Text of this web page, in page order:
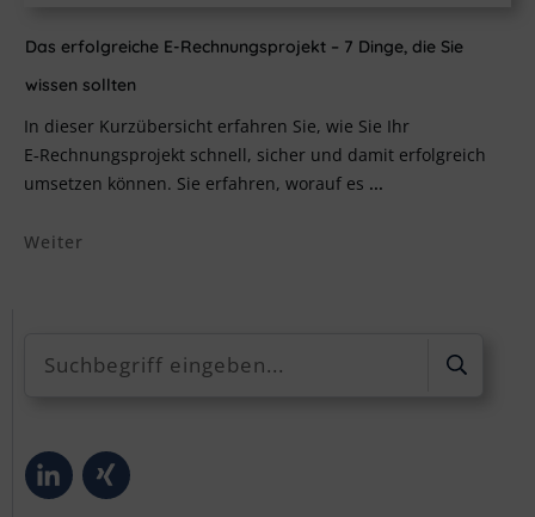
Das erfolgreiche E-Rechnungsprojekt – 7 Dinge, die Sie
wissen sollten
In dieser Kurzübersicht erfahren Sie, wie Sie Ihr
E‑Rechnungsprojekt schnell, sicher und damit erfolgreich
umsetzen können. Sie erfahren, worauf es ...
Weiter